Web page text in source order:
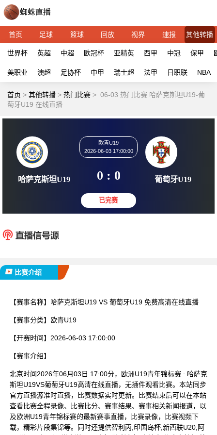
首页 足球 篮球 回放 视界 速报 其他转播
世界杯 英超 中超 欧冠杯 亚精英 西甲 中冠 保甲
美职业 澳超 足协杯 中甲 瑞士超 法甲 日职联 NBA
首页 > 其他转播 > 热门比赛 > 06-03 热门比赛 哈萨克斯坦U19-葡
萄牙U19 在线直播
欧青U19
2026-06-03 17:00:00
0 : 0
比赛介绍
【赛事名称】 哈萨克斯坦U19 VS 葡萄牙U19 免费高清在线直播
【赛事分类】 欧青U19
【开赛时间】 2026-06-03 17:00:00
【赛事介绍】
北京时间2026年06月03日 17:00分，欧洲U19青年锦标赛 : 哈萨克
斯坦U19VS葡萄牙U19高清在线直播，无插件观看比赛。本站同步
官方直播源准时直播，比赛数据实时更新。比赛结束后可以在本站
查看比赛全程录像、比赛比分、赛事结果、赛事相关新闻报道，以
及欧洲U19青年锦标赛的最新赛事直播，比赛录像，比赛视频下
载，精彩片段集锦等。同时还提供智利丙,印国岛杯,新西联U20,阿